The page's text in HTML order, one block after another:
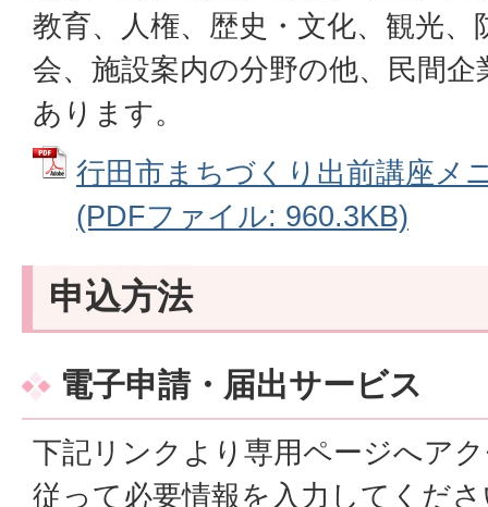
教育、人権、歴史・文化、観光、
会、施設案内の分野の他、民間
あります。
行田市まちづくり出前講座メ
(PDFファイル: 960.3KB)
申込方法
電子申請・届出サービス
下記リンクより専用ページへア
従って必要情報を入力してくだ